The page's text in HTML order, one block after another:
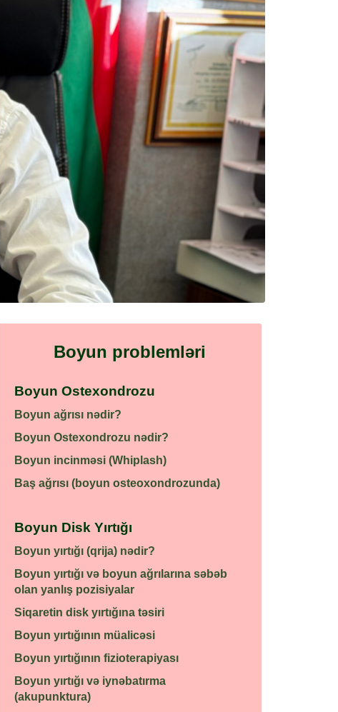
Boyun problemləri
Boyun Ostexondrozu
Boyun ağrısı nədir?
Boyun Ostexondrozu nədir?
Boyun incinməsi (Whiplash)
Baş ağrısı (boyun osteoxondrozunda)
Boyun Disk Yırtığı
Boyun yırtığı (qrija) nədir?
Boyun yırtığı və boyun ağrılarına səbəb
olan yanlış pozisiyalar
Siqaretin disk yırtığına təsiri
Boyun yırtığının müalicəsi
Boyun yırtığının fizioterapiyası
Boyun yırtığı və iynəbatırma
(akupunktura)